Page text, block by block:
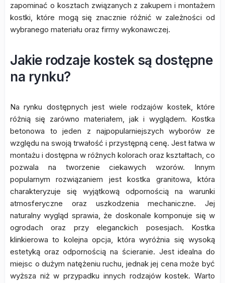
zapominać o kosztach związanych z zakupem i montażem
kostki, które mogą się znacznie różnić w zależności od
wybranego materiału oraz firmy wykonawczej.
Jakie rodzaje kostek są dostępne
na rynku?
Na rynku dostępnych jest wiele rodzajów kostek, które
różnią się zarówno materiałem, jak i wyglądem. Kostka
betonowa to jeden z najpopularniejszych wyborów ze
względu na swoją trwałość i przystępną cenę. Jest łatwa w
montażu i dostępna w różnych kolorach oraz kształtach, co
pozwala na tworzenie ciekawych wzorów. Innym
popularnym rozwiązaniem jest kostka granitowa, która
charakteryzuje się wyjątkową odpornością na warunki
atmosferyczne oraz uszkodzenia mechaniczne. Jej
naturalny wygląd sprawia, że doskonale komponuje się w
ogrodach oraz przy eleganckich posesjach. Kostka
klinkierowa to kolejna opcja, która wyróżnia się wysoką
estetyką oraz odpornością na ścieranie. Jest idealna do
miejsc o dużym natężeniu ruchu, jednak jej cena może być
wyższa niż w przypadku innych rodzajów kostek. Warto